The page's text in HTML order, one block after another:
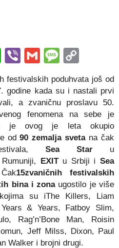
WhatsApp
ViberGmail
Link
festivalskih poduhvata još od
godine kada su i nastali prvi
a zvaničnu proslavu 50.
fenomena na sebe je
je ovog je leta okupio
od90 zemalja svetana čak
Sea Star u
EXITu Srbiji i Sea
15zvaničnih festivalskih
bina i zonaugostilo je više
su iThe Killers, Liam
& Years, Fatboy Slim,
Rag’n’Bone Man, Roisin
Jeff Milss, Dixon, Paul
Walker i brojni drugi.